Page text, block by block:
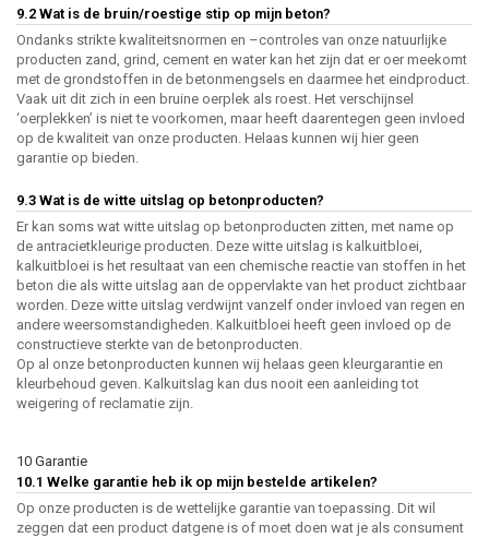
9.2 Wat is de bruin/roestige stip op mijn beton?
Ondanks strikte kwaliteitsnormen en –controles van onze natuurlijke
producten zand, grind, cement en water kan het zijn dat er oer meekomt
met de grondstoffen in de betonmengsels en daarmee het eindproduct.
Vaak uit dit zich in een bruine oerplek als roest. Het verschijnsel
‘oerplekken’ is niet te voorkomen, maar heeft daarentegen geen invloed
op de kwaliteit van onze producten. Helaas kunnen wij hier geen
garantie op bieden.
9.3 Wat is de witte uitslag op betonproducten?
Er kan soms wat witte uitslag op betonproducten zitten, met name op
de antracietkleurige producten. Deze witte uitslag is kalkuitbloei,
kalkuitbloei is het resultaat van een chemische reactie van stoffen in het
beton die als witte uitslag aan de oppervlakte van het product zichtbaar
worden. Deze witte uitslag verdwijnt vanzelf onder invloed van regen en
andere weersomstandigheden. Kalkuitbloei heeft geen invloed op de
constructieve sterkte van de betonproducten.
Op al onze betonproducten kunnen wij helaas geen kleurgarantie en
kleurbehoud geven. Kalkuitslag kan dus nooit een aanleiding tot
weigering of reclamatie zijn.
10 Garantie
10.1 Welke garantie heb ik op mijn bestelde artikelen?
Op onze producten is de wettelijke garantie van toepassing. Dit wil
zeggen dat een product datgene is of moet doen wat je als consument